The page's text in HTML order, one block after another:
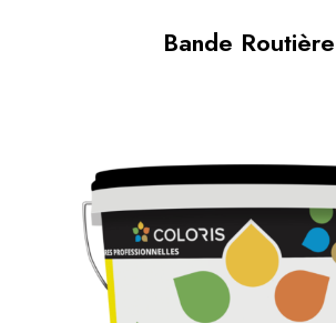
Bande Routière